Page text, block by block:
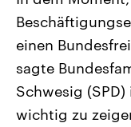
2026
Alle Informationen
Sachsen-Anhalt
September 2026
Landtag. Seit 2021
Bundesland von
CDU, SPD und FDP
Umfragen,
einen
sagte
Schwesig
wichtig zu